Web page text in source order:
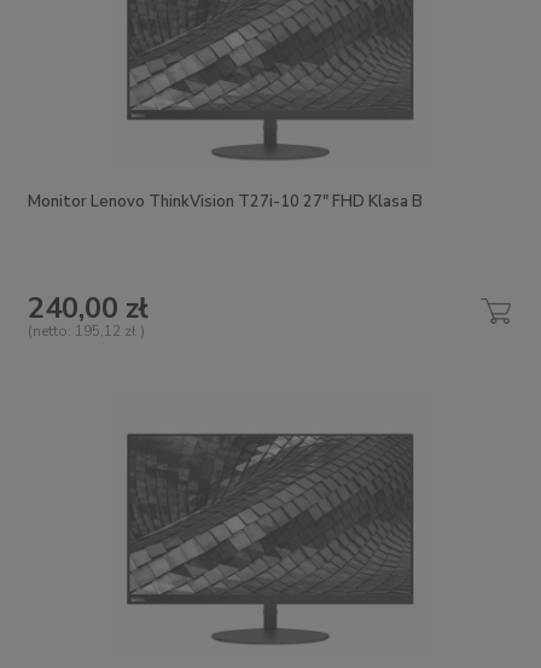
Monitor Lenovo ThinkVision T27i-10 27" FHD Klasa B
240,00 zł
(netto: 195,12 zł )